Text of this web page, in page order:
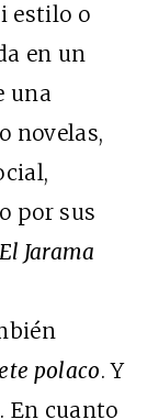
estilo o
en un
una
novelas,
por sus
El Jarama
polaco. Y
En cuanto